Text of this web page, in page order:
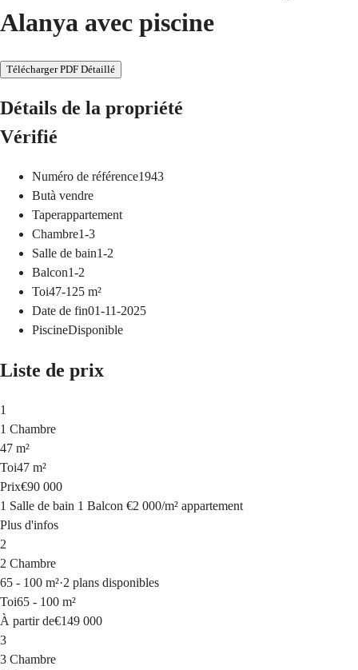
Alanya avec piscine
Télécharger PDF Détaillé
Détails de la propriété
Vérifié
Numéro de référence1943
Butà vendre
Taperappartement
Chambre1-3
Salle de bain1-2
Balcon1-2
Toi47-125 m²
Date de fin01-11-2025
PiscineDisponible
Liste de prix
1
1 Chambre
47 m²
Toi47 m²
Prix€90 000
1 Salle de bain 1 Balcon €2 000/m² appartement
Plus d'infos
2
2 Chambre
65 - 100 m²·2 plans disponibles
Toi65 - 100 m²
À partir de€149 000
3
3 Chambre